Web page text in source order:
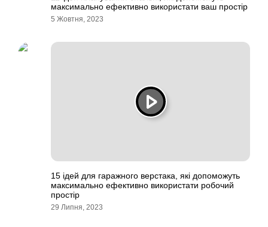
максимально ефективно використати ваш простір
5 Жовтня, 2023
15 ідей для гаражного верстака, які допоможуть
максимально ефективно використати робочий
простір
29 Липня, 2023